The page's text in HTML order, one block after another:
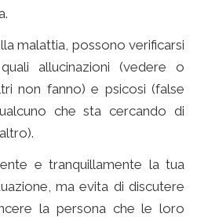
malattia, possono verificarsi
allucinazioni (vedere o
non fanno) e psicosi (false
che sta cercando di
e tranquillamente la tua
ma evita di discutere
la persona che le loro